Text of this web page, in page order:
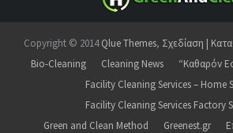
Copyright © 2014Qlue Themes, Σχεδίαση |
Bio-Cleaning
Cleaning News “Καθαρόν
Facility Cleaning Services – Home
Facility Cleaning Services Factory
Green and Clean Method
Greenest.gr